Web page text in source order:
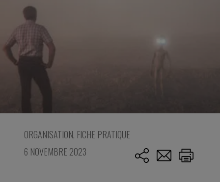
ORGANISATION, FICHE PRATIQUE
6 NOVEMBRE 2023